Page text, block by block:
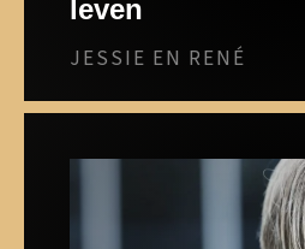
leven
JESSIE EN RENÉ